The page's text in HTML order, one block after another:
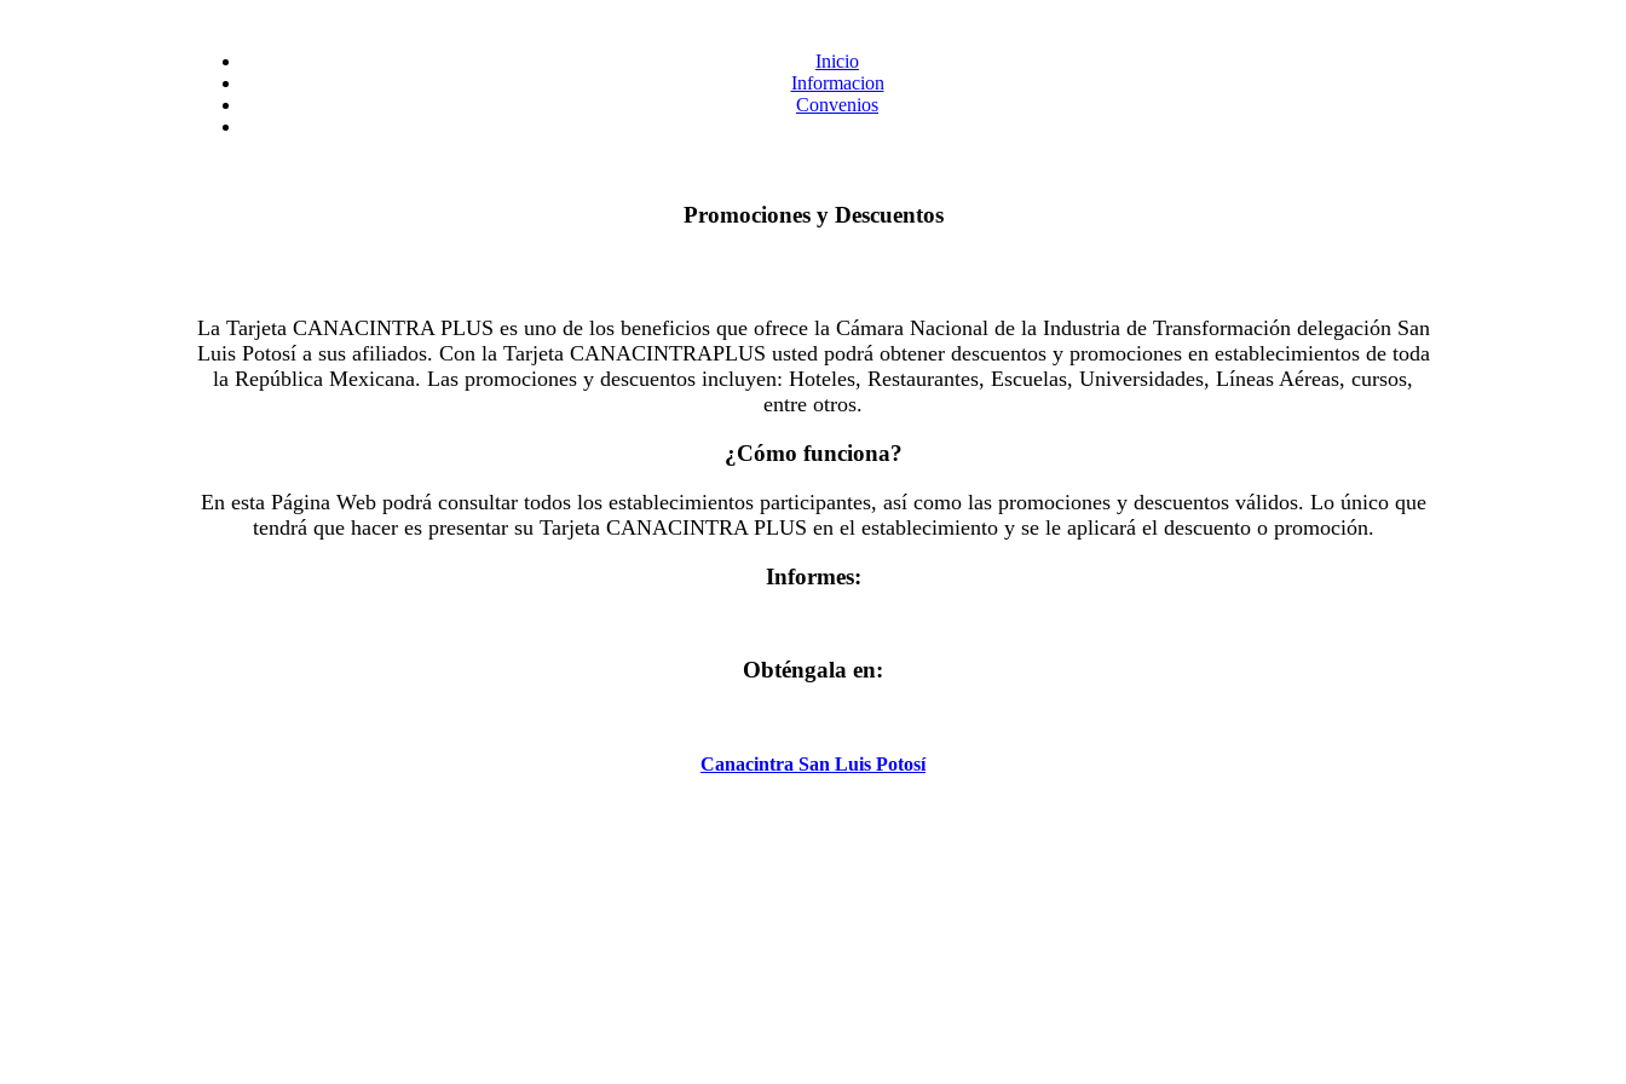
Inicio
Informacion
Convenios
Promociones y Descuentos
La Tarjeta CANACINTRA PLUS es uno de los beneficios que ofrece la Cámara Nacional de la Industria de Transformación delegación San
Luis Potosí a sus afiliados. Con la Tarjeta CANACINTRAPLUS usted podrá obtener descuentos y promociones en establecimientos de toda
la República Mexicana. Las promociones y descuentos incluyen: Hoteles, Restaurantes, Escuelas, Universidades, Líneas Aéreas, cursos,
entre otros.
¿Cómo funciona?
En esta Página Web podrá consultar todos los establecimientos participantes, así como las promociones y descuentos válidos. Lo único que
tendrá que hacer es presentar su Tarjeta CANACINTRA PLUS en el establecimiento y se le aplicará el descuento o promoción.
Informes:
Obténgala en:
Canacintra San Luis Potosí